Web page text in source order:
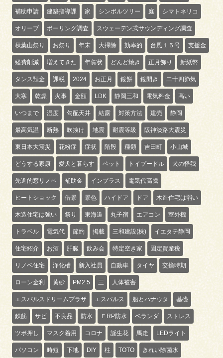
補助申請 建築指導課 家 シンボルツリー 庭 シマトネリコ
オリーブ ボーリング調査 スウェーデン式サウンディング調査
秋葉山祭り お祭り 年末 大掃除 効率的 台風１５号 支援金
経費削減 増えてきた 年賀状 どんど焼き 正月飾り 新紙幣
タンス預金 課税 2024 お正月 鏡餅 鏡開き 二十四節気
大寒 乾燥 火事 金額 LDK 静岡三和 電気料金 高い
いつまで 湿度 勾配天井 結露 対策方法 建売 静岡
最高気温 断熱 吹抜け 地震 耐震等級 阪神淡路大震災
東日本大震災 花粉症 症状 階段 種類 吉田町 小山城
どうする家康 愛犬と暮らす ペット トイプードル 犬の怪我
先進的窓リノベ 補助金 インプラス 電気代高騰
ヒートショック 借景 景色 ハイドア ドア 木造住宅は弱い
木造住宅は強い 祭り 東海道 丸子宿 エアコン 室外機
トラベル 電気代 節約 掲載 三和建設(株) イエタテ静岡
住宅紹介 お酒 肝臓 飲み会 特定空き家 固定資産税
リノベ住宅 浄化槽 新入社員 自動車 タイヤ 交換時期
ローン金利 黄砂 PM2.5 三 人体被害
エスパルスドリームプラザ エスパルス 船とハナウタ 基礎
鉄筋 サビ 不良品 防水 ＦRP防水 ベランダ ストレス
ツボ押し マスク着用 コロナ 誕生花 馬走 LEDライト
パソコン 時短 下地 DIY 柱 TOTO きれい除菌水